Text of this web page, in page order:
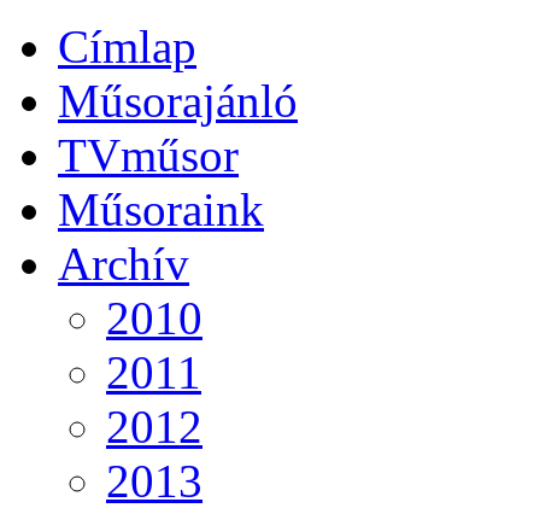
Címlap
Műsorajánló
TVműsor
Műsoraink
Archív
2010
2011
2012
2013